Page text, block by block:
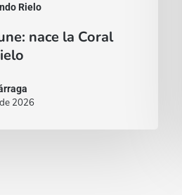
Rielo
nace la Coral
2026